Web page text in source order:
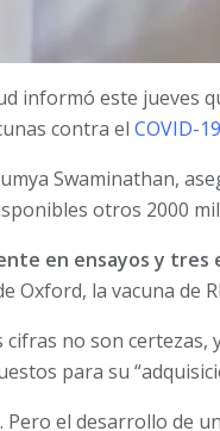
informó este jueves
contra el COVID-
Swaminathan,
otros 2000
en ensayos y
Oxford, la vacuna de
no son
para su
. Pero el desarrollo de